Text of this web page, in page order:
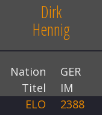
Dirk
Hennig
Nation
GER
Titel
IM
ELO
2388